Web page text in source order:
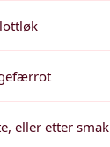
eller etter smak